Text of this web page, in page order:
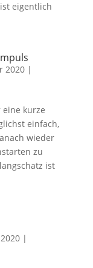
eigentlich
2020|
kurze
einfach,
wieder
zu
ist
|